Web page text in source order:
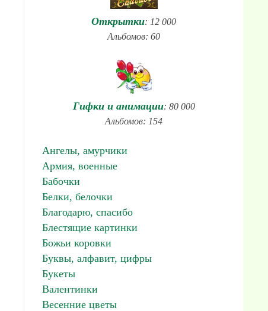
Открытки: 12 000
Альбомов: 60
Гифки и анимации: 80 000
Альбомов: 154
Ангелы, амурчики
Армия, военные
Бабочки
Белки, белочки
Благодарю, спасибо
Блестящие картинки
Божьи коровки
Буквы, алфавит, цифры
Букеты
Валентинки
Весенние цветы